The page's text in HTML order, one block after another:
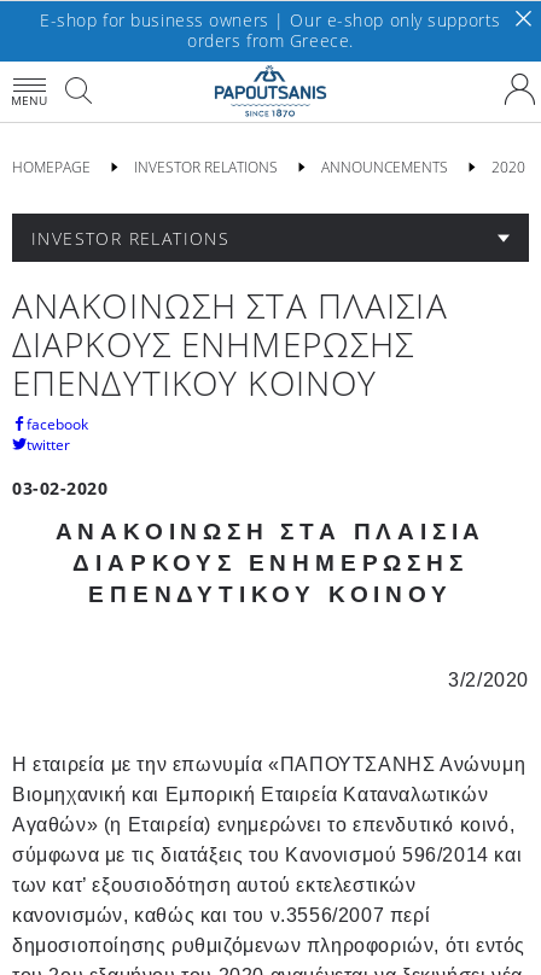
E-shop for business owners | Our e-shop only supports
orders from Greece.
MENU
HOMEPAGE INVESTOR RELATIONS ANNOUNCEMENTS 2020
INVESTOR RELATIONS
ΑΝΑΚΟΙΝΩΣΗ ΣΤΑ ΠΛΑΙΣΙΑ
ΔΙΑΡΚΟΥΣ ΕΝΗΜΕΡΩΣΗΣ
ΕΠΕΝΔΥΤΙΚΟΥ ΚΟΙΝΟΥ
facebook
twitter
03-02-2020
ΑΝΑΚΟΙΝΩΣΗ ΣΤΑ ΠΛΑΙΣΙΑ
ΔΙΑΡΚΟΥΣ ΕΝΗΜΕΡΩΣΗΣ
ΕΠΕΝΔΥΤΙΚΟΥ ΚΟΙΝΟΥ
3/2/2020
Η εταιρεία με την επωνυμία «ΠΑΠΟΥΤΣΑΝΗΣ Ανώνυμη
Βιομηχανική και Εμπορική Εταιρεία Καταναλωτικών
Αγαθών» (η Εταιρεία) ενημερώνει το επενδυτικό κοινό,
σύμφωνα με τις διατάξεις του Κανονισμού 596/2014 και
των κατ’ εξουσιοδότηση αυτού εκτελεστικών
κανονισμών, καθώς και του ν.3556/2007 περί
δημοσιοποίησης ρυθμιζόμενων πληροφοριών, ότι εντός